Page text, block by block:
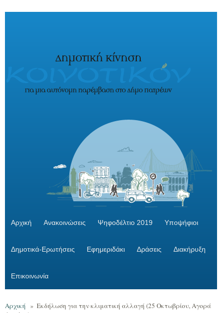
Αρχική Ανακοινώσεις Ψηφοδέλτιο 2019 Υποψήφιοι
Δημοτικά-Ερωτήσεις Εφημεριδάκι Δράσεις Διακήρυξη
Επικοινωνία
Αρχική » Εκδήλωση για την κλιματική αλλαγή (25 Οκτωβρίου, Αγορά